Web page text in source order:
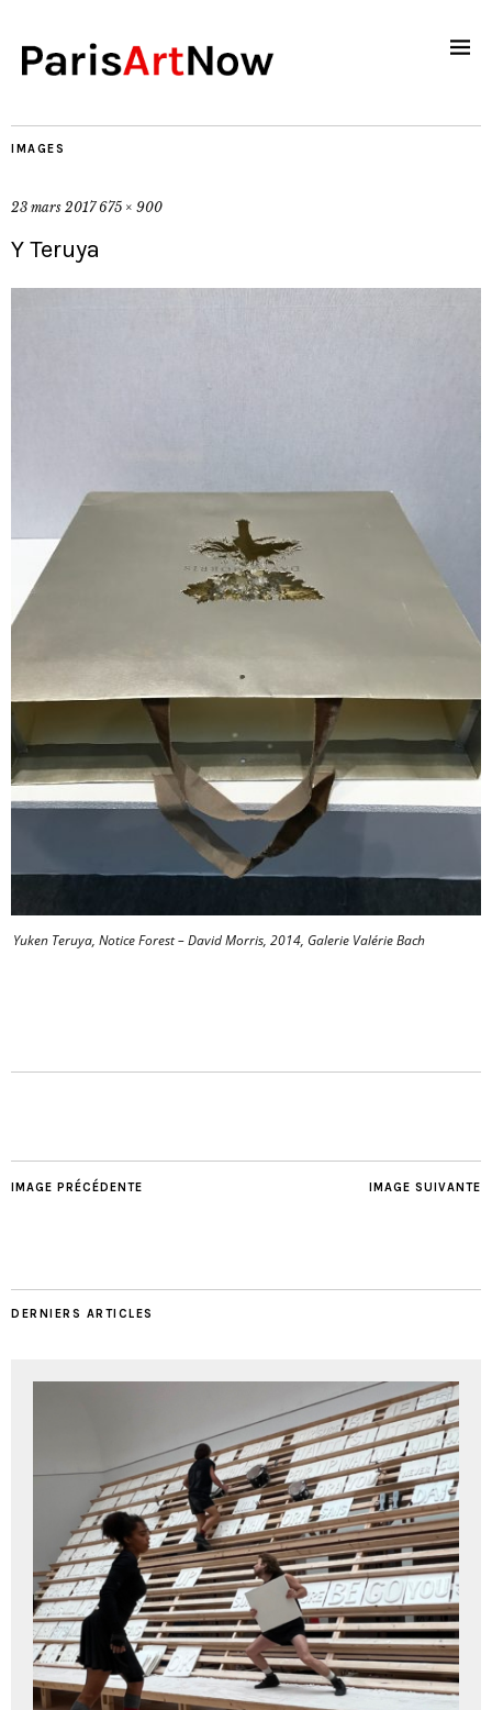
IMAGES
23 mars 2017 675 × 900
Y Teruya
Yuken Teruya, Notice Forest – David Morris, 2014, Galerie Valérie Bach
IMAGE SUIVANTE
IMAGE PRÉCÉDENTE
DERNIERS ARTICLES